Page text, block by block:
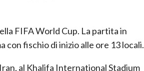
FIFA World Cup. La partita in
con fischio di inizio alle ore 13 locali.
al Khalifa International Stadium